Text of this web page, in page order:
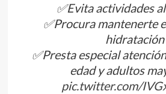
✅Evita actividades
✅Procura mantenerte
hidratación
✅Presta especial
edad y adultos
pic.twitter.com/